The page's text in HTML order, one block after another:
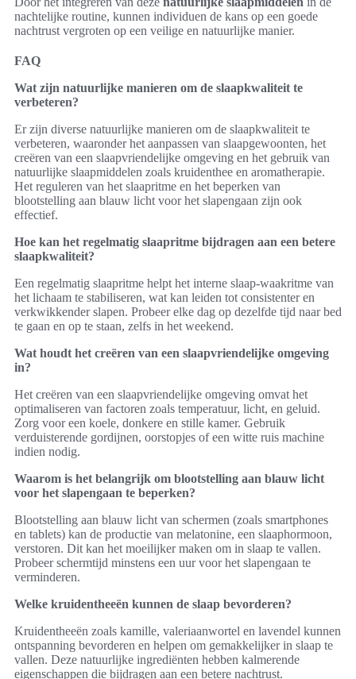
nachtelijke routine, kunnen individuen de kans op een goede
nachtrust vergroten op een veilige en natuurlijke manier.
FAQ
Wat zijn natuurlijke manieren om de slaapkwaliteit te
verbeteren?
Er zijn diverse natuurlijke manieren om de slaapkwaliteit te
verbeteren, waaronder het aanpassen van slaapgewoonten, het
creëren van een slaapvriendelijke omgeving en het gebruik van
natuurlijke slaapmiddelen zoals kruidenthee en aromatherapie.
Het reguleren van het slaapritme en het beperken van
blootstelling aan blauw licht voor het slapengaan zijn ook
effectief.
Hoe kan het regelmatig slaapritme bijdragen aan een betere
slaapkwaliteit?
Een regelmatig slaapritme helpt het interne slaap-waakritme van
het lichaam te stabiliseren, wat kan leiden tot consistenter en
verkwikkender slapen. Probeer elke dag op dezelfde tijd naar bed
te gaan en op te staan, zelfs in het weekend.
Wat houdt het creëren van een slaapvriendelijke omgeving
in?
Het creëren van een slaapvriendelijke omgeving omvat het
optimaliseren van factoren zoals temperatuur, licht, en geluid.
Zorg voor een koele, donkere en stille kamer. Gebruik
verduisterende gordijnen, oorstopjes of een witte ruis machine
indien nodig.
Waarom is het belangrijk om blootstelling aan blauw licht
voor het slapengaan te beperken?
Blootstelling aan blauw licht van schermen (zoals smartphones
en tablets) kan de productie van melatonine, een slaaphormoon,
verstoren. Dit kan het moeilijker maken om in slaap te vallen.
Probeer schermtijd minstens een uur voor het slapengaan te
verminderen.
Welke kruidentheeën kunnen de slaap bevorderen?
Kruidentheeën zoals kamille, valeriaanwortel en lavendel kunnen
ontspanning bevorderen en helpen om gemakkelijker in slaap te
vallen. Deze natuurlijke ingrediënten hebben kalmerende
eigenschappen die bijdragen aan een betere nachtrust.